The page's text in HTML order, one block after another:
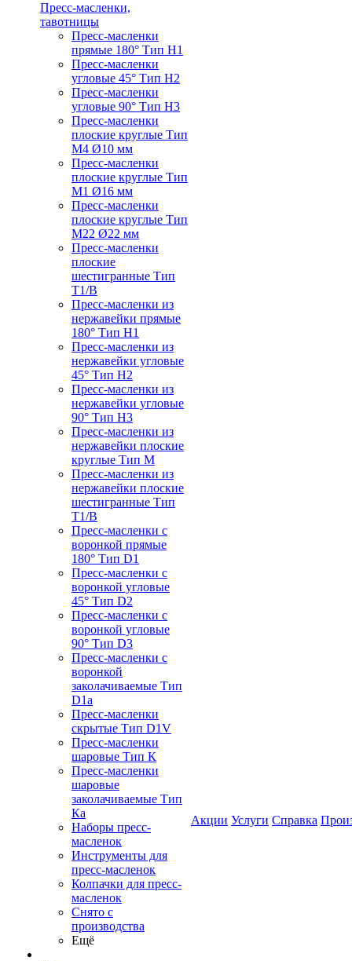
Пресс-масленки,
тавотницы
Пресс-масленки
прямые 180° Тип H1
Пресс-масленки
угловые 45° Тип H2
Пресс-масленки
угловые 90° Тип H3
Пресс-масленки
плоские круглые Тип
M4 Ø10 мм
Пресс-масленки
плоские круглые Тип
M1 Ø16 мм
Пресс-масленки
плоские круглые Тип
M22 Ø22 мм
Пресс-масленки
плоские
шестигранные Тип
T1/B
Пресс-масленки из
нержавейки прямые
180° Тип H1
Пресс-масленки из
нержавейки угловые
45° Тип H2
Пресс-масленки из
нержавейки угловые
90° Тип H3
Пресс-масленки из
нержавейки плоские
круглые Тип M
Пресс-масленки из
нержавейки плоские
шестигранные Тип
T1/B
Пресс-масленки с
воронкой прямые
180° Тип D1
Пресс-масленки с
воронкой угловые
45° Тип D2
Пресс-масленки с
воронкой угловые
90° Тип D3
Пресс-масленки с
воронкой
заколачиваемые Тип
D1a
Пресс-масленки
скрытые Тип D1V
Пресс-масленки
шаровые Тип К
Пресс-масленки
шаровые
заколачиваемые Тип
Кa
Наборы пресс-
масленок
Инструменты для
пресс-масленок
Колпачки для пресс-
масленок
Снято с
производства
Ещё
Акции Услуги Справка